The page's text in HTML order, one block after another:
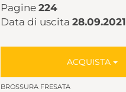
Pagine 224
Data di uscita 28.09.2021
ACQUISTA
BROSSURA FRESATA